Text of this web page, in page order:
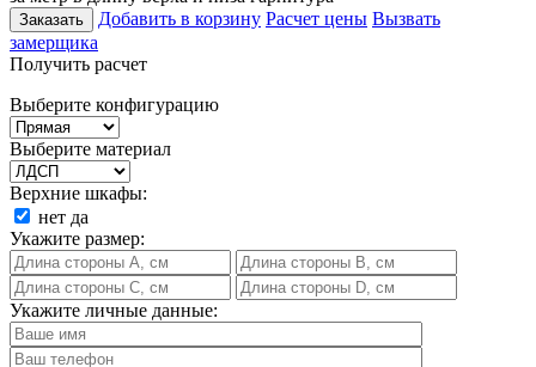
Заказать Добавить в корзину Расчет цены Вызвать
замерщика
Получить расчет
Выберите конфигурацию
Выберите материал
Верхние шкафы:
нет да
Укажите размер:
Укажите личные данные: